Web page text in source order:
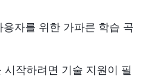
자를 위한 가파른 학습 곡
작하려면 기술 지원이 필